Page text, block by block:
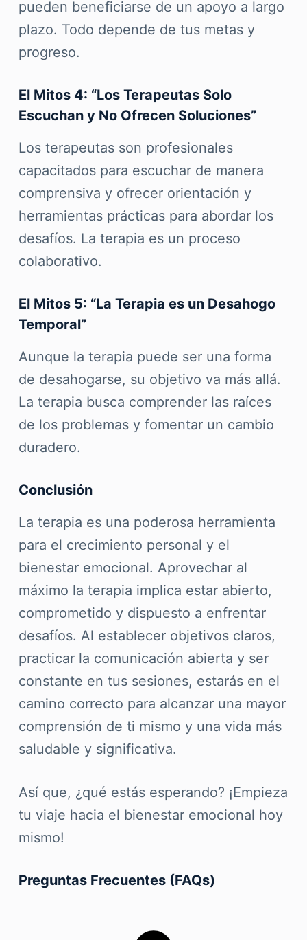
pueden beneficiarse de un apoyo a largo
plazo. Todo depende de tus metas y
progreso.
El Mitos 4: “Los Terapeutas Solo
Escuchan y No Ofrecen Soluciones”
Los terapeutas son profesionales
capacitados para escuchar de manera
comprensiva y ofrecer orientación y
herramientas prácticas para abordar los
desafíos. La terapia es un proceso
colaborativo.
El Mitos 5: “La Terapia es un Desahogo
Temporal”
Aunque la terapia puede ser una forma
de desahogarse, su objetivo va más allá.
La terapia busca comprender las raíces
de los problemas y fomentar un cambio
duradero.
Conclusión
La terapia es una poderosa herramienta
para el crecimiento personal y el
bienestar emocional. Aprovechar al
máximo la terapia implica estar abierto,
comprometido y dispuesto a enfrentar
desafíos. Al establecer objetivos claros,
practicar la comunicación abierta y ser
constante en tus sesiones, estarás en el
camino correcto para alcanzar una mayor
comprensión de ti mismo y una vida más
saludable y significativa.
Así que, ¿qué estás esperando? ¡Empieza
tu viaje hacia el bienestar emocional hoy
mismo!
Preguntas Frecuentes (FAQs)